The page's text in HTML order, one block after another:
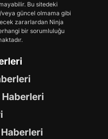
Bu sitedeki
güncel olmama gibi
zararlardan Ninja
bir sorumluluğu